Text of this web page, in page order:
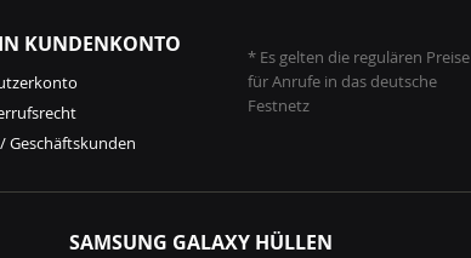
KUNDENKONTO
Geschäftskunden
* Es gelten die regulären Preise
für Anrufe in das deutsche
Festnetz
SAMSUNG GALAXY HÜLLEN